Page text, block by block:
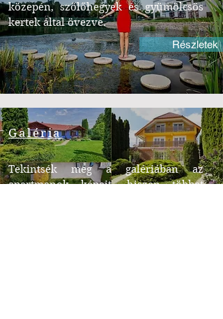
közepén, szőlőhegyek és gyümölcsös
kertek által övezve.
Részletek
Galéria
Tekintsék meg a galériában az
apartmanok képeit, hiszen többet